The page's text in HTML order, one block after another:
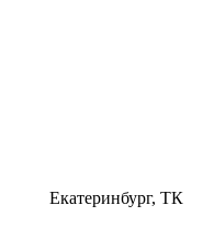
Екатеринбург, ТК